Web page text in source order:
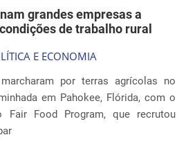
grandes empresas a
de trabalho rural
E ECONOMIA
por terras agrícolas no
em Pahokee, Flórida, com o
Food Program, que recrutou